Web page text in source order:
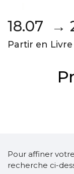
18.07 →
Partir en
Pour affiner
recherche ci-